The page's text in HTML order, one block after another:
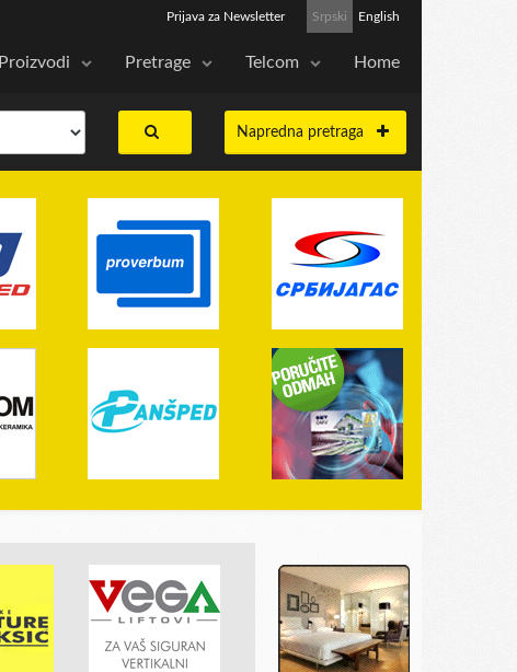
Srpski English
Prijava za Newsletter
Proizvodi Pretrage Telcom Home
Napredna pretraga